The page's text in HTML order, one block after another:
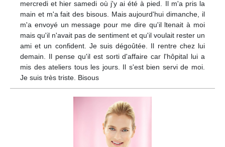
mercredi et hier samedi où j'y ai été à pied. Il m'a pris la
main et m'a fait des bisous. Mais aujourd'hui dimanche, il
m'a envoyé un message pour me dire qu'il ltenait à moi
mais qu'il n'avait pas de sentiment et qu'il voulait rester un
ami et un confident. Je suis dégoûtée. Il rentre chez lui
demain. Il pense qu'il est sorti d'affaire car l'hôpital lui a
mis des ateliers tous les jours. Il s'est bien servi de moi.
Je suis très triste. Bisous